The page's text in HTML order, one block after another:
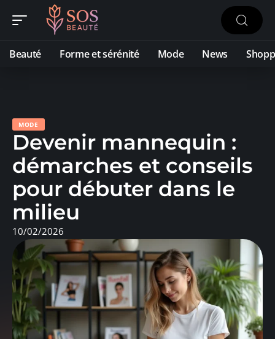
Beauté Forme et sérénité Mode News
MODE
Devenir mannequin :
démarches et conseils
pour débuter dans le
milieu
10/02/2026